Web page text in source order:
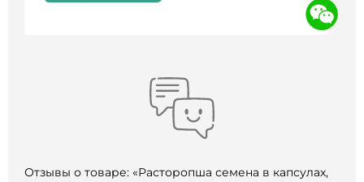
лекарством
применением проконсультируйтесь со
Отзывы о товаре: «Расторопша семена в капсулах,